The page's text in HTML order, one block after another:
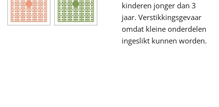
kinderen jonger dan 3
jaar. Verstikkingsgevaar
omdat kleine onderdelen
ingeslikt kunnen worden.